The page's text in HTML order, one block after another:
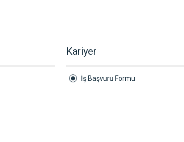
Kariyer
İş Başvuru Formu